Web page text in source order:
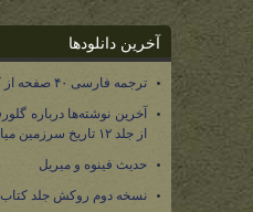
آخرین دانلودها
ترجمه فارسی ۴۰ صفحه از کتاب «سقوط نومه‌نور»
آخرین نوشته‌ها درباره
از جلد ۱۲ تاریخ سرزمین میانه
حدیث فینوه و میریل
نسخه دوم روکش جلد کتاب